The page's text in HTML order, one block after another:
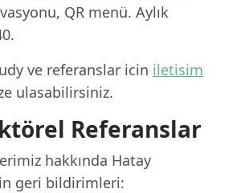
QR menü. Aylık
ve referanslar icin iletisim
ulasabilirsiniz.
Referanslar
hakkında Hatay
geri bildirimleri: